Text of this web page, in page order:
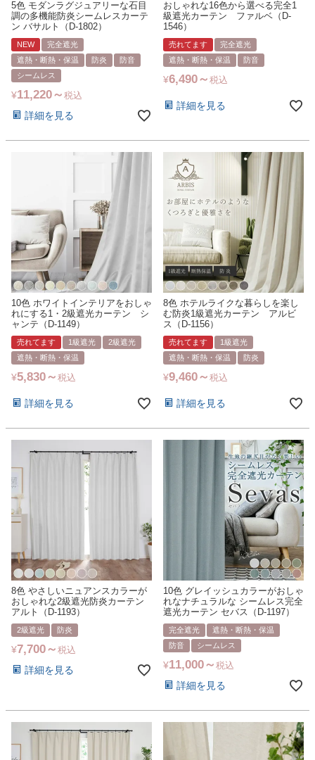
5色 モダンラグジュアリーな石目
調の多機能防炎シームレスカーテ
ン バサルト（D-1802）
NEW
完全遮光
遮熱・断熱・保温
防炎
防音
シームレス
¥11,220 税込
詳細を見る
おしゃれな16色から選べる完全1
級遮光カーテン ファルベ（D-
1546）
売れてます
完全遮光
遮熱・断熱・保温
防音
¥6,490 税込
詳細を見る
10色 ホワイトインテリアをおしゃ
れにする1・2級遮光カーテン シ
ャンテ（D-1149）
売れてます 1級遮光
2級遮光
遮熱・断熱・保温
¥5,830 税込
詳細を見る
8色 ホテルライクな暮らしを楽し
む防炎1級遮光カーテン アルビ
ス（D-1156）
売れてます
1級遮光
遮熱・断熱・保温
防炎
¥9,460 税込
詳細を見る
8色 やさしいニュアンスカラーが
おしゃれな2級遮光防炎カーテン
アルト（D-1193）
2級遮光 防炎
¥7,700 税込
詳細を見る
10色 グレイッシュカラーがおしゃ
れなナチュラルな シームレス完全
遮光カーテン セバス（D-1197）
完全遮光
遮熱・断熱・保温
防音
シームレス
¥11,000 税込
詳細を見る